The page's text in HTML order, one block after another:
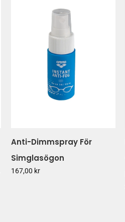
Anti-Dimmspray För
Simglasögon
167,00 kr